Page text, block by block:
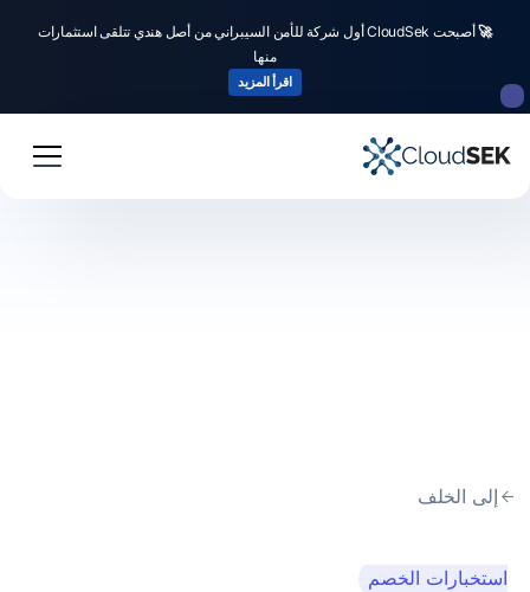
🚀
أصبحت CloudSek أول شركة للأمن السيبراني من أصل هندي تتلقى استثمارات
منها
اقرأ المزيد
إلى الخلف
هذا نص داخل كتلة
استخبارات الخصم